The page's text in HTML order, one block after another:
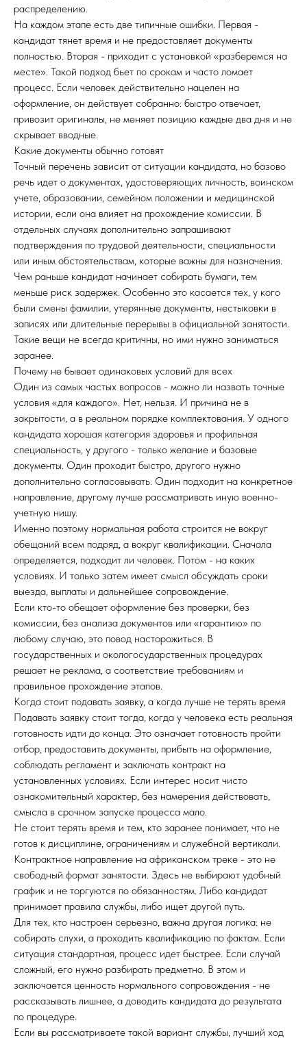
распределению.
На каждом этапе есть две типичные ошибки. Первая -
кандидат тянет время и не предоставляет документы
полностью. Вторая - приходит с установкой «разберемся на
месте». Такой подход бьет по срокам и часто ломает
процесс. Если человек действительно нацелен на
оформление, он действует собранно: быстро отвечает,
привозит оригиналы, не меняет позицию каждые два дня и не
скрывает вводные.
Какие документы обычно готовят
Точный перечень зависит от ситуации кандидата, но базово
речь идет о документах, удостоверяющих личность, воинском
учете, образовании, семейном положении и медицинской
истории, если она влияет на прохождение комиссии. В
отдельных случаях дополнительно запрашивают
подтверждения по трудовой деятельности, специальности
или иным обстоятельствам, которые важны для назначения.
Чем раньше кандидат начинает собирать бумаги, тем
меньше риск задержек. Особенно это касается тех, у кого
были смены фамилии, утерянные документы, нестыковки в
записях или длительные перерывы в официальной занятости.
Такие вещи не всегда критичны, но ими нужно заниматься
заранее.
Почему не бывает одинаковых условий для всех
Один из самых частых вопросов - можно ли назвать точные
условия «для каждого». Нет, нельзя. И причина не в
закрытости, а в реальном порядке комплектования. У одного
кандидата хорошая категория здоровья и профильная
специальность, у другого - только желание и базовые
документы. Один проходит быстро, другого нужно
дополнительно согласовывать. Один подходит на конкретное
направление, другому лучше рассматривать иную военно-
учетную нишу.
Именно поэтому нормальная работа строится не вокруг
обещаний всем подряд, а вокруг квалификации. Сначала
определяется, подходит ли человек. Потом - на каких
условиях. И только затем имеет смысл обсуждать сроки
выезда, выплаты и дальнейшее сопровождение.
Если кто-то обещает оформление без проверки, без
комиссии, без анализа документов или «гарантию» по
любому случаю, это повод насторожиться. В
государственных и окологосударственных процедурах
решает не реклама, а соответствие требованиям и
правильное прохождение этапов.
Когда стоит подавать заявку, а когда лучше не терять время
Подавать заявку стоит тогда, когда у человека есть реальная
готовность идти до конца. Это означает готовность пройти
отбор, предоставить документы, прибыть на оформление,
соблюдать регламент и заключать контракт на
установленных условиях. Если интерес носит чисто
ознакомительный характер, без намерения действовать,
смысла в срочном запуске процесса мало.
Не стоит терять время и тем, кто заранее понимает, что не
готов к дисциплине, ограничениям и служебной вертикали.
Контрактное направление на африканском треке - это не
свободный формат занятости. Здесь не выбирают удобный
график и не торгуются по обязанностям. Либо кандидат
принимает правила службы, либо ищет другой путь.
Для тех, кто настроен серьезно, важна другая логика: не
собирать слухи, а проходить квалификацию по фактам. Если
ситуация стандартная, процесс идет быстрее. Если случай
сложный, его нужно разбирать предметно. В этом и
заключается ценность нормального сопровождения - не
рассказывать лишнее, а доводить кандидата до результата
по процедуре.
Если вы рассматриваете такой вариант службы, лучший ход